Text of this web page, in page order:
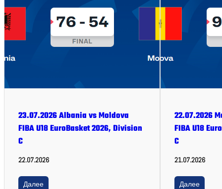
23.07.2026 Albania vs Moldova
FIBA U18 EuroBasket 2026, Division
C
22.07.2026
Далее
22.07.2026
FIBA U18
C
21.07.2026
Далее